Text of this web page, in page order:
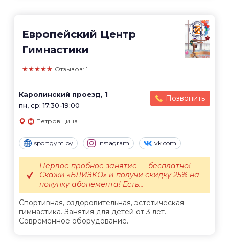
Европейский Центр
Гимнастики
★★★★★ Отзывов: 1
Каролинский проезд, 1
пн, ср: 17:30-19:00
Позвонить
Петровщина
sportgym.by Instagram vk.com
Спортивная, оздоровительная, эстетическая
гимнастика. Занятия для детей от 3 лет.
Современное оборудование.
Первое пробное занятие — бесплатно!
Скажи «БЛИЗКО» и получи скидку 25% на
покупку абонемента! Есть...